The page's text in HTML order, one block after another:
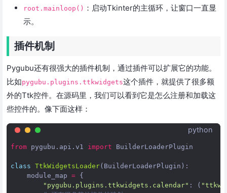
root.mainloop() ：启动Tkinter的主循环，让窗口一直显
示。
插件机制
Pygubu还有很强大的插件机制，通过插件可以扩展它的功能。
比如pygubu.plugins.ttkwidgets这个插件，就提供了很多额
外的Ttk控件。在源码里，我们可以看到它是怎么注册和加载这
些控件的。像下面这样：
python
from pygubu.api.v1 import BuilderLoaderPlugin
class TtkWidgetsLoader( BuilderLoaderPlugin ):
module_map = {
"pygubu.plugins.ttkwidgets.calendar" : (